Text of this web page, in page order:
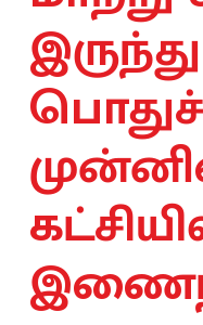
இருந்து